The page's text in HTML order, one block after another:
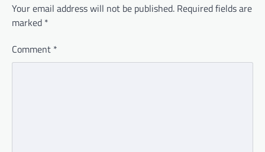
Your email address will not be published. Required fields are
marked *
Comment *